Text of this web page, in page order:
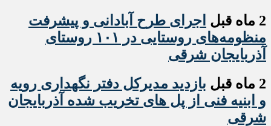
2 ماه قبل
اجرای طرح آبادانی و پیشرفت
منظومه‌های روستایی در ۱۰۱ روستای
آذربایجان شرقی
2 ماه قبل
بازدید مدیرکل دفتر نگهداری رویه
و ابنیه فنی از پل های تخریب شده آذربایجان
شرقی